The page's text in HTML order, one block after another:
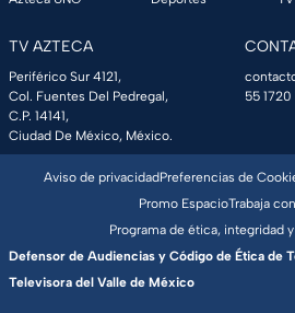
TV AZTECA
Periférico Sur 4121,
Col. Fuentes Del Pedregal,
C.P. 14141,
Ciudad De México, México.
55 1720
Aviso de privacidadPreferencias de
Promo EspacioTrabaja
Programa de ética, integridad
Defensor de Audiencias y Código de Ética de
Televisora del Valle de México